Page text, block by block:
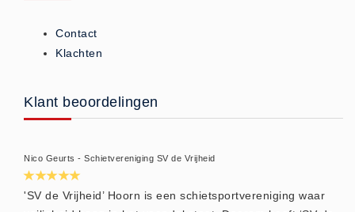
Ons Team
Nieuws
Contact
Klachten
Privacy
Retourneren
Algemene Voorwaarden
Contact
Klachten
Klant beoordelingen
Nico Geurts - Schietvereniging SV de Vrijheid
'SV de Vrijheid’ Hoorn is een schietsportvereniging waar